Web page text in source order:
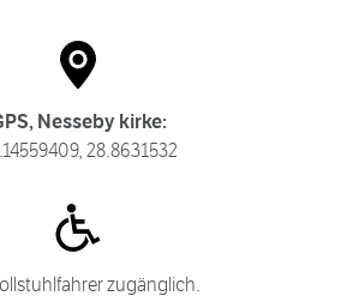
Nesseby kirke:
28.8631532
zugänglich.